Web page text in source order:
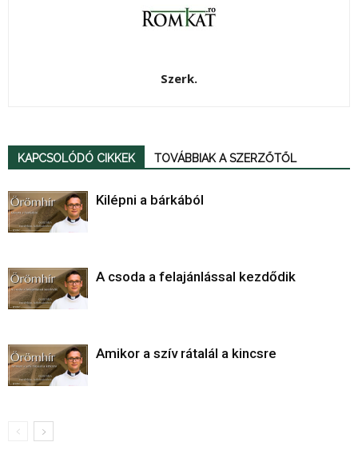
Szerk.
KAPCSOLÓDÓ CIKKEK TOVÁBBIAK A SZERZŐTŐL
Kilépni a bárkából
A csoda a felajánlással kezdődik
Amikor a szív rátalál a kincsre